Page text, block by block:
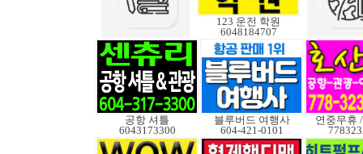
123 운전 학원
6048184707
공항 셔틀
6043173300
블루버드 여행사
604-421-0101
연중무휴